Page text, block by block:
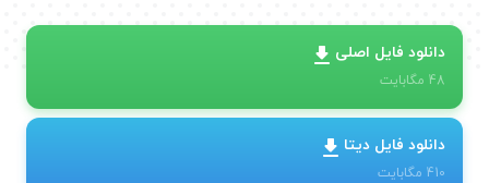
دانلود فایل اصلی
48 مگابایت
دانلود فایل دیتا
410 مگابایت